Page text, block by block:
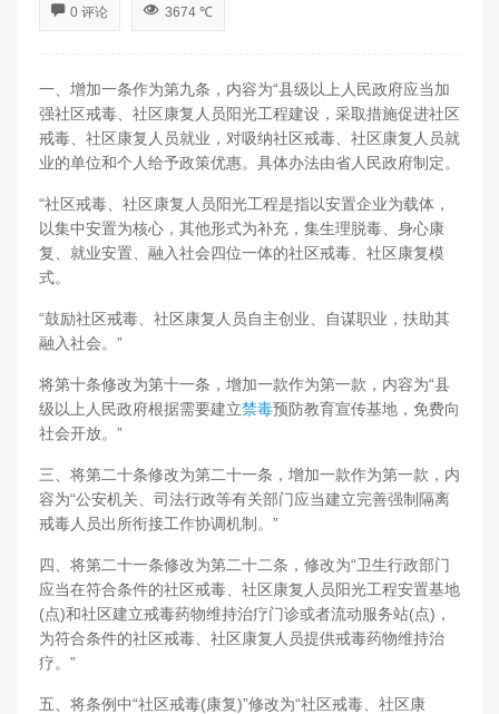
0 评论 3674 ℃
一、增加一条作为第九条，内容为“县级以上人民政府应当加
强社区戒毒、社区康复人员阳光工程建设，采取措施促进社区
戒毒、社区康复人员就业，对吸纳社区戒毒、社区康复人员就
业的单位和个人给予政策优惠。具体办法由省人民政府制定。
“社区戒毒、社区康复人员阳光工程是指以安置企业为载体，
以集中安置为核心，其他形式为补充，集生理脱毒、身心康
复、就业安置、融入社会四位一体的社区戒毒、社区康复模
式。
“鼓励社区戒毒、社区康复人员自主创业、自谋职业，扶助其
融入社会。”
将第十条修改为第十一条，增加一款作为第一款，内容为“县
级以上人民政府根据需要建立禁毒预防教育宣传基地，免费向
社会开放。”
三、将第二十条修改为第二十一条，增加一款作为第一款，内
容为“公安机关、司法行政等有关部门应当建立完善强制隔离
戒毒人员出所衔接工作协调机制。”
四、将第二十一条修改为第二十二条，修改为“卫生行政部门
应当在符合条件的社区戒毒、社区康复人员阳光工程安置基地
(点)和社区建立戒毒药物维持治疗门诊或者流动服务站(点)，
为符合条件的社区戒毒、社区康复人员提供戒毒药物维持治
疗。”
五、将条例中“社区戒毒(康复)”修改为“社区戒毒、社区康